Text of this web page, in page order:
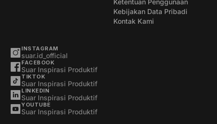
Ketentuan Penggunaan
Kebijakan Data Pribadi
Kontak Kami
INSTAGRAM
suar.id_official
FACEBOOK
Suar Inspirasi Produktif
TIKTOK
Suar Inspirasi Produktif
LINKEDIN
Suar Inspirasi Produktif
YOUTUBE
Suar Inspirasi Produktif